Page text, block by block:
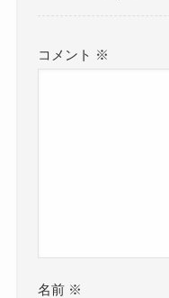
コメント ※
名前 ※